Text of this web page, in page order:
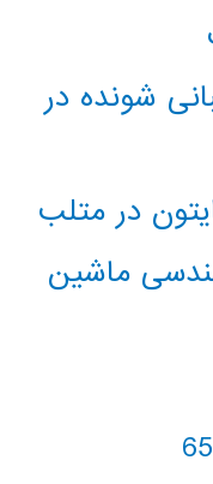
شونده در
در متلب
ماشین